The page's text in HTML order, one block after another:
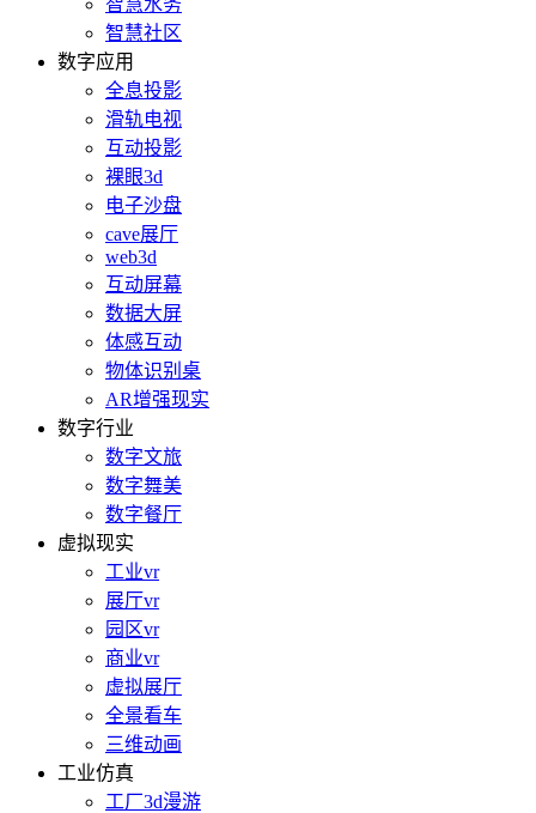
智慧水务
智慧社区
数字应用
全息投影
滑轨电视
互动投影
裸眼3d
电子沙盘
cave展厅
web3d
互动屏幕
数据大屏
体感互动
物体识别桌
AR增强现实
数字行业
数字文旅
数字舞美
数字餐厅
虚拟现实
工业vr
展厅vr
园区vr
商业vr
虚拟展厅
全景看车
三维动画
工业仿真
工厂3d漫游